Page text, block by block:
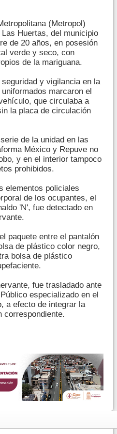
(Metropol)
Huertas, del municipio
de 20 años, en posesión
verde y seco, con
de la mariguana.
y vigilancia en la
marcaron el
que circulaba a
la placa de circulación
de la unidad en las
México y Repuve no
y en el interior tampoco
prohibidos.
elementos policiales
de los ocupantes, el
'N', fue detectado en
paquete entre el pantalón
de plástico color negro,
bolsa de plástico
fue trasladado ante
especializado en el
a efecto de integrar la
correspondiente.